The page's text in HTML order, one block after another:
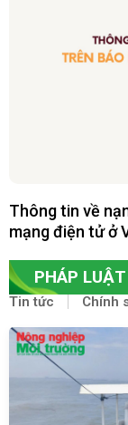
Thông tin về
mạng điện tử ở
PHÁP LUẬT
Tin tức Chính